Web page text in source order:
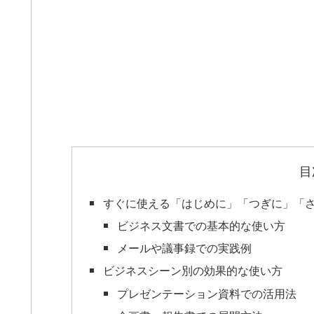
すぐに使える「はじめに」「つぎに」「
ビジネス文書での基本的な使い方
メールや議事録での実践例
ビジネスシーン別の効果的な使い方
プレゼンテーション資料での活用法